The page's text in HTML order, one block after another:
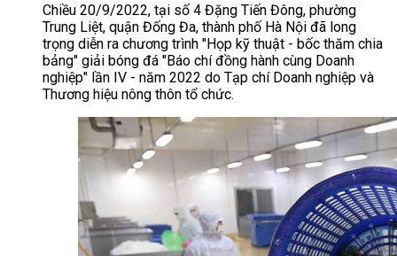
Chiều 20/9/2022, tại số 4 Đặng Tiến Đông, phường
Trung Liệt, quận Đống Đa, thành phố Hà Nội đã long
trọng diễn ra chương trình "Họp kỹ thuật - bốc thăm chia
bảng" giải bóng đá "Báo chí đồng hành cùng Doanh
nghiệp" lần IV - năm 2022 do Tạp chí Doanh nghiệp và
Thương hiệu nông thôn tổ chức.